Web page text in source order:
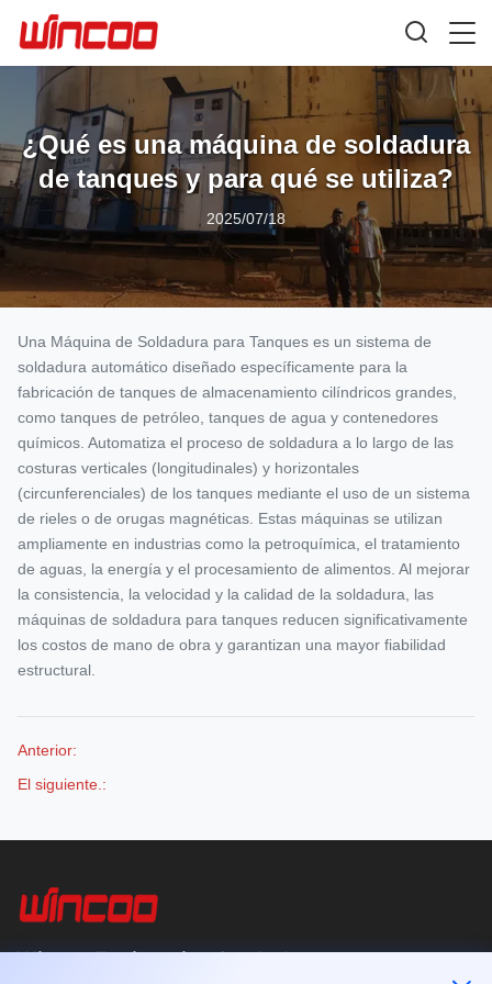
¿Qué es una máquina de soldadura
de tanques y para qué se utiliza?
2025/07/18
Una Máquina de Soldadura para Tanques es un sistema de
soldadura automático diseñado específicamente para la
fabricación de tanques de almacenamiento cilíndricos grandes,
como tanques de petróleo, tanques de agua y contenedores
químicos. Automatiza el proceso de soldadura a lo largo de las
costuras verticales (longitudinales) y horizontales
(circunferenciales) de los tanques mediante el uso de un sistema
de rieles o de orugas magnéticas. Estas máquinas se utilizan
ampliamente en industrias como la petroquímica, el tratamiento
de aguas, la energía y el procesamiento de alimentos. Al mejorar
la consistencia, la velocidad y la calidad de la soldadura, las
máquinas de soldadura para tanques reducen significativamente
los costos de mano de obra y garantizan una mayor fiabilidad
estructural.
Anterior:
El siguiente.:
Wincoo Engineering Co., Ltd.